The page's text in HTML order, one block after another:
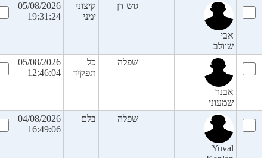
אבי
שוולב
גוש דן
קיצוני
ימני
05/08/2026
19:31:24
אבנר
שמעוני
שפלה
כל
תפקיד
05/08/2026
12:46:04
Yuval
שפלה בלם
04/08/2026
16:49:06